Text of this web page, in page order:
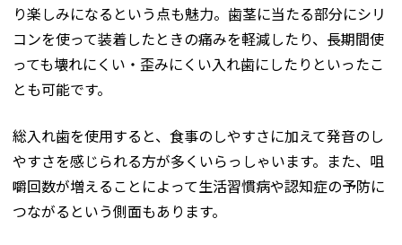
り楽しみになるという点も魅力。歯茎に当たる部分にシリ
コンを使って装着したときの痛みを軽減したり、長期間使
っても壊れにくい・歪みにくい入れ歯にしたりといったこ
とも可能です。
総入れ歯を使用すると、食事のしやすさに加えて発音のし
やすさを感じられる方が多くいらっしゃいます。また、咀
嚼回数が増えることによって生活習慣病や認知症の予防に
つながるという側面もあります。